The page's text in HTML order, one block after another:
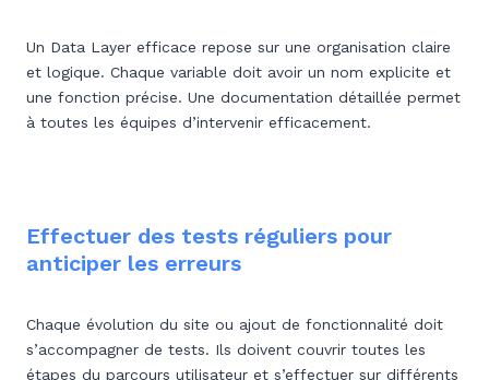
Un Data Layer efficace repose sur une organisation claire
et logique. Chaque variable doit avoir un nom explicite et
une fonction précise. Une documentation détaillée permet
à toutes les équipes d’intervenir efficacement.
Effectuer des tests réguliers pour
anticiper les erreurs
Chaque évolution du site ou ajout de fonctionnalité doit
s’accompagner de tests. Ils doivent couvrir toutes les
étapes du parcours utilisateur et s’effectuer sur différents